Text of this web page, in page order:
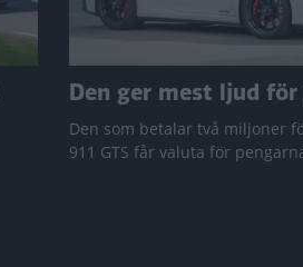
Den ger mest ljud för
Den som betalar två miljoner
911 GTS får valuta för